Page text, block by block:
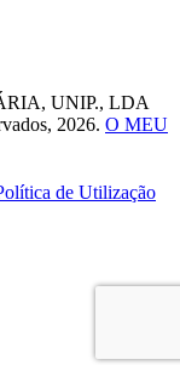
UNIP., LDA
2026. O MEU
de Utilização